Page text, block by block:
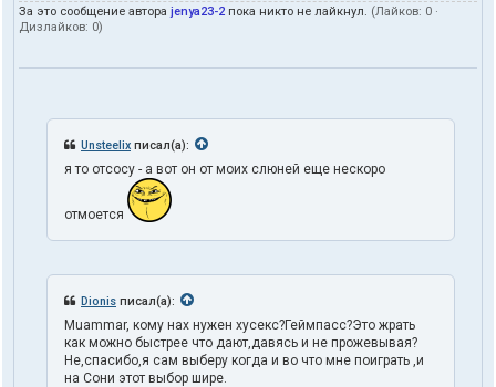
За это сообщение автора jenya23-2 пока никто не лайкнул. (Лайков: 0 ·
Дизлайков: 0)
Unsteelix писал(а):
я то отсосу - а вот он от моих слюней еще нескоро
отмоется
Dionis писал(а):
Muammar, кому нах нужен хусекс?Геймпасс?Это жрать
как можно быстрее что дают,давясь и не прожевывая?
Не,спасибо,я сам выберу когда и во что мне поиграть ,и
на Сони этот выбор шире.